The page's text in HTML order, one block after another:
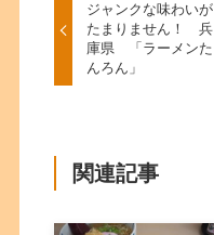
ジャンクな味わいが
たまりません！ 兵
庫県 「ラーメンた
んろん」
関連記事